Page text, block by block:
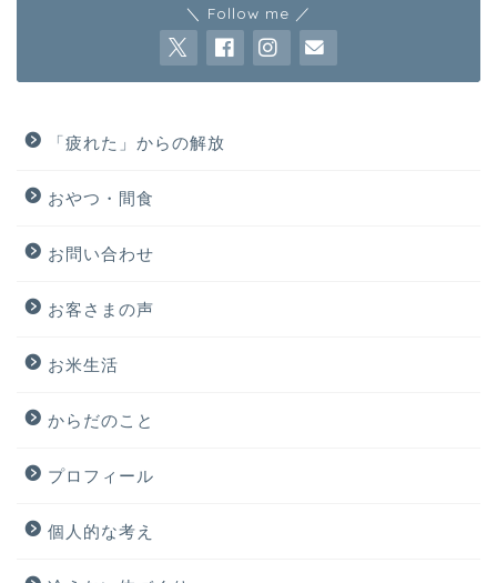
＼ Follow me ／
「疲れた」からの解放
おやつ・間食
お問い合わせ
お客さまの声
お米生活
からだのこと
プロフィール
個人的な考え